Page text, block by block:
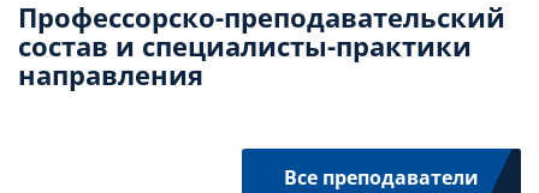
Профессорско-преподавательский
состав и специалисты-практики
направления
Все преподаватели